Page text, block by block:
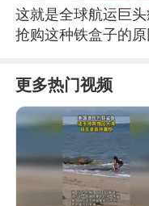
这就是全球航运巨
抢购这种铁盒子的原
更多热门视频